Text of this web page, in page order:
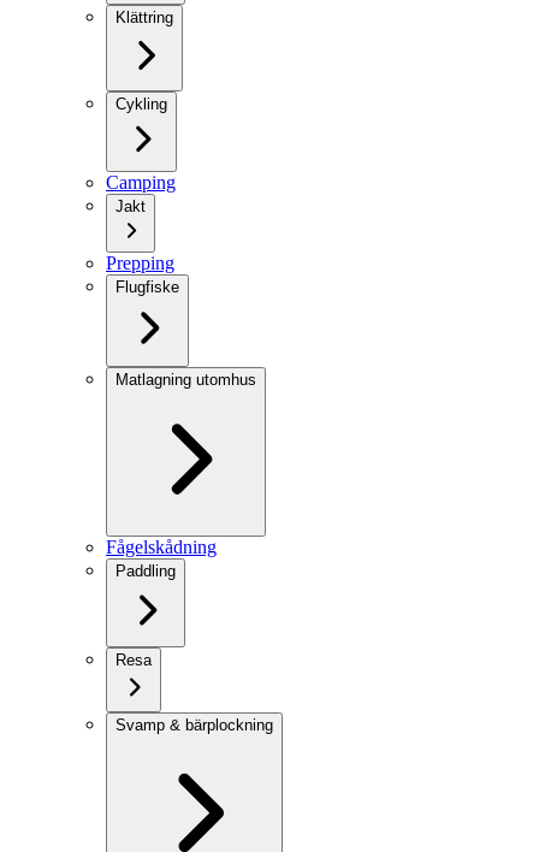
Klättring
Cykling
Camping
Jakt
Prepping
Flugfiske
Matlagning utomhus
Fågelskådning
Paddling
Resa
Svamp & bärplockning